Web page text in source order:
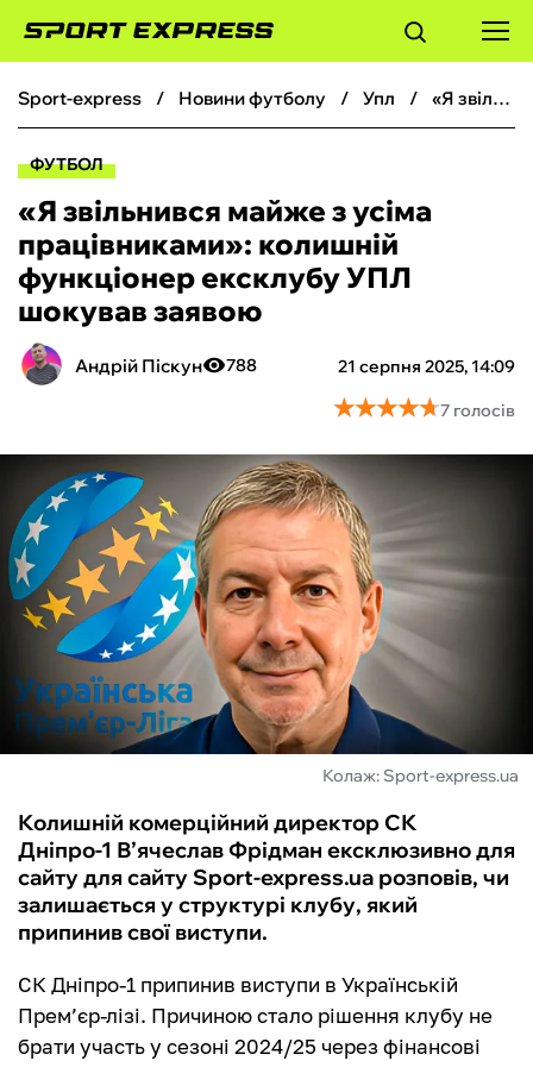
ФУТБОЛ
БОКС
ХОКЕЙ
ТЕНІС
КІБЕРСПОРТ
ЧС-2026
ФУТЗАЛ
ІНШІ
БУКМЕКЕРИ
sport-express новини футболу упл «Я звільнився майже з усіма працівниками»: колишній функціонер ексклубу УПЛ шокував заявою
ФУТБОЛ
«Я звільнився майже з усіма
працівниками»: колишній
функціонер ексклубу УПЛ
шокував заявою
Андрій Піскун 21 серпня 2025, 14:09
788
★★★★★
★★★★★7 голосів
Колаж: Sport-express.ua
Колишній комерційний директор СК
Дніпро-1 В’ячеслав Фрідман ексклюзивно для
сайту для сайту Sport-express.ua розповів, чи
залишається у структурі клубу, який
припинив свої виступи.
СК Дніпро-1 припинив виступи в Українській
Прем’єр-лізі. Причиною стало рішення клубу не
брати участь у сезоні 2024/25 через фінансові